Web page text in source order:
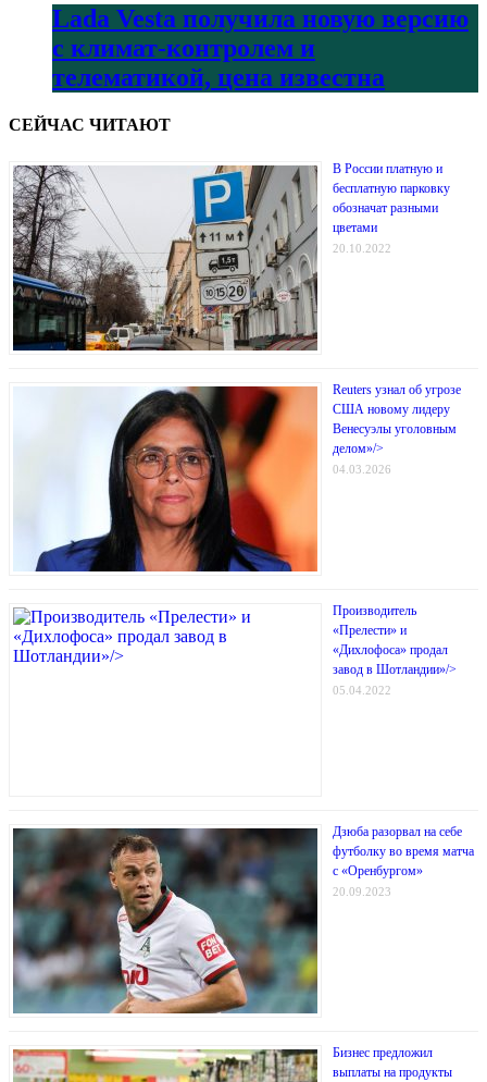
Lada Vesta получила новую версию
с климат-контролем и
телематикой, цена известна
СЕЙЧАС ЧИТАЮТ
В России платную и
бесплатную парковку
обозначат разными
цветами
20.10.2022
Reuters узнал об угрозе
США новому лидеру
Венесуэлы уголовным
делом»/>
04.03.2026
Производитель
«Прелести» и
«Дихлофоса» продал
завод в Шотландии»/>
05.04.2022
Дзюба разорвал на себе
футболку во время матча
с «Оренбургом»
20.09.2023
Бизнес предложил
выплаты на продукты